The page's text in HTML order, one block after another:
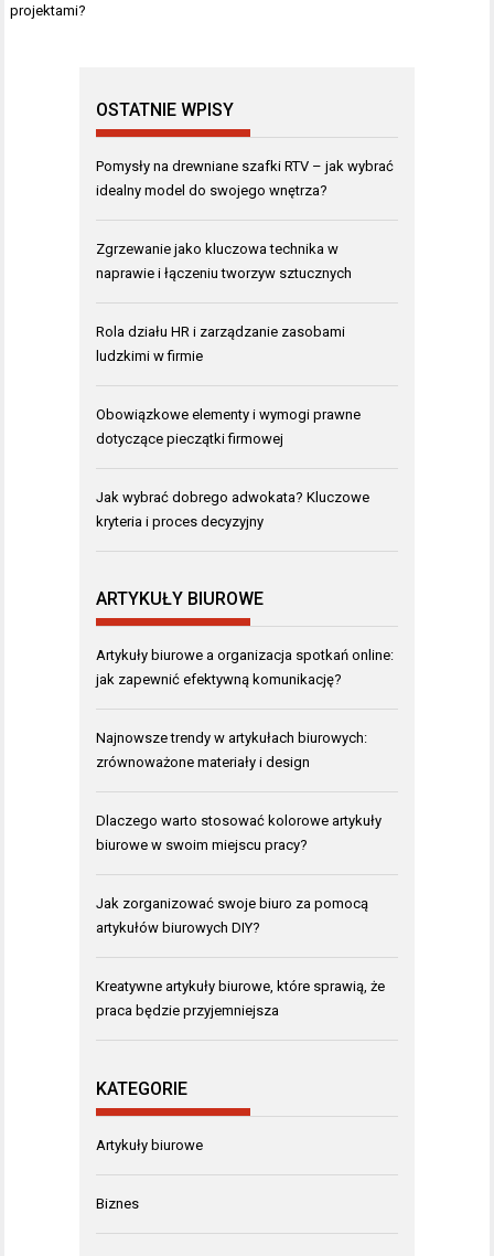
projektami?
OSTATNIE WPISY
Pomysły na drewniane szafki RTV – jak wybrać
idealny model do swojego wnętrza?
Zgrzewanie jako kluczowa technika w
naprawie i łączeniu tworzyw sztucznych
Rola działu HR i zarządzanie zasobami
ludzkimi w firmie
Obowiązkowe elementy i wymogi prawne
dotyczące pieczątki firmowej
Jak wybrać dobrego adwokata? Kluczowe
kryteria i proces decyzyjny
ARTYKUŁY BIUROWE
Artykuły biurowe a organizacja spotkań online:
jak zapewnić efektywną komunikację?
Najnowsze trendy w artykułach biurowych:
zrównoważone materiały i design
Dlaczego warto stosować kolorowe artykuły
biurowe w swoim miejscu pracy?
Jak zorganizować swoje biuro za pomocą
artykułów biurowych DIY?
Kreatywne artykuły biurowe, które sprawią, że
praca będzie przyjemniejsza
KATEGORIE
Artykuły biurowe
Biznes